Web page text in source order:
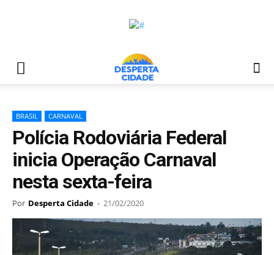
BRASIL CARNAVAL
Polícia Rodoviária Federal
inicia Operação Carnaval
nesta sexta-feira
Por Desperta Cidade - 21/02/2020